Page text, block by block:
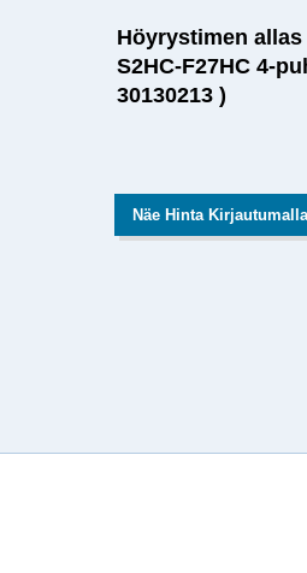
Höyrystimen allas
S2HC-F27HC 4-
30130213 )
Näe Hinta